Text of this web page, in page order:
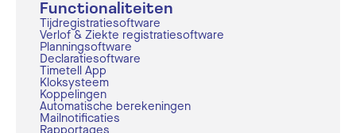
Functionaliteiten
Tijdregistratiesoftware
Verlof & Ziekte registratiesoftware
Planningsoftware
Declaratiesoftware
Timetell App
Kloksysteem
Koppelingen
Automatische berekeningen
Mailnotificaties
Rapportages